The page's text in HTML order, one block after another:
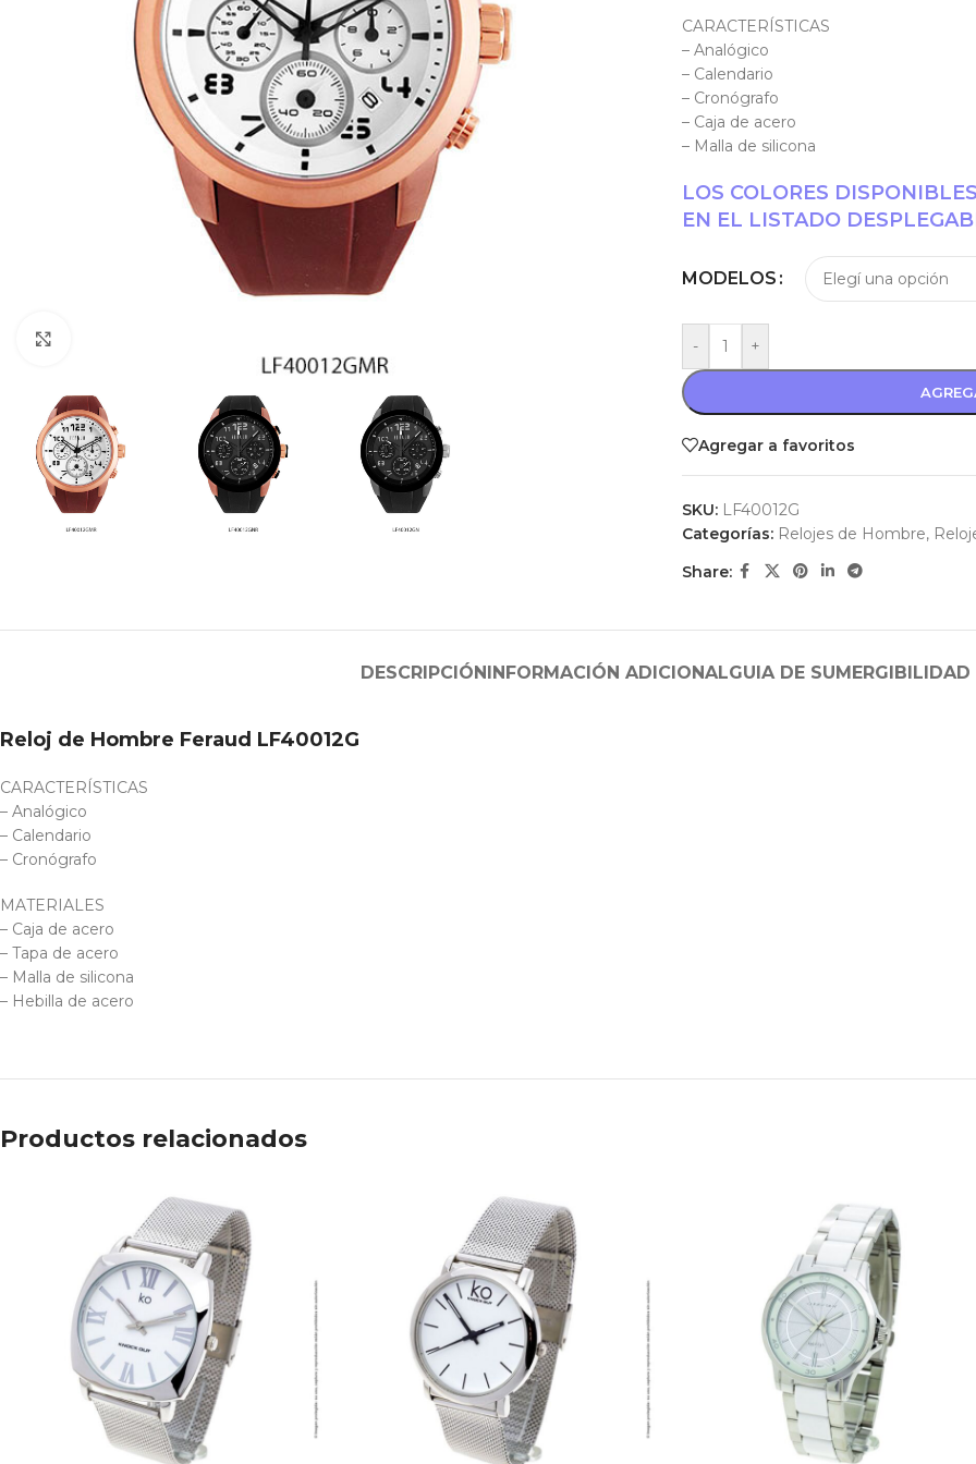
CARACTERÍSTICAS
– Analógico
– Calendario
– Cronógrafo
– Caja de acero
– Malla de silicona
LOS COLORES
EN EL LISTADO
MODELOS
- +
Agregar a favoritos
SKU: LF40012G
Categorías: Relojes de Hombre,
Share:
DESCRIPCIÓNINFORMACIÓN ADICIONALGUIA DE SUMERGIBILIDAD
Reloj de Hombre Feraud LF40012G
CARACTERÍSTICAS
– Analógico
– Calendario
– Cronógrafo
MATERIALES
– Caja de acero
– Tapa de acero
– Malla de silicona
– Hebilla de acero
Productos relacionados